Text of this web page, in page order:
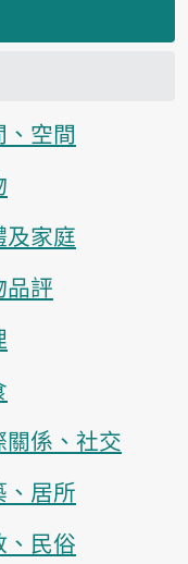
、空間
及家庭
品評
關係、社交
、居所
、民俗